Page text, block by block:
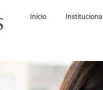
Início Institucional